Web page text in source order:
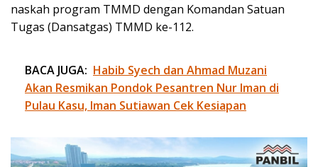
naskah program TMMD dengan Komandan Satuan
Tugas (Dansatgas) TMMD ke-112.
BACA JUGA: Habib Syech dan Ahmad Muzani
Akan Resmikan Pondok Pesantren Nur Iman di
Pulau Kasu, Iman Sutiawan Cek Kesiapan